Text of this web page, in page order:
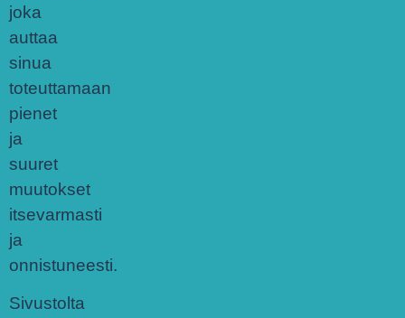
joka
auttaa
sinua
toteuttamaan
pienet
ja
suuret
muutokset
itsevarmasti
ja
onnistuneesti.
Sivustolta